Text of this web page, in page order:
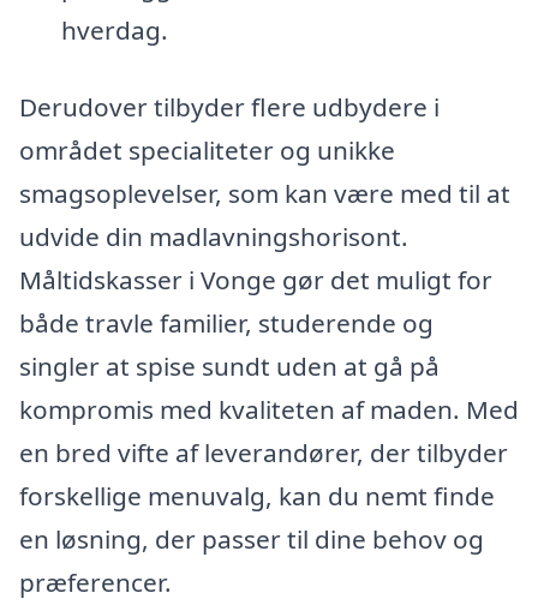
hverdag.
Derudover tilbyder flere udbydere i
området specialiteter og unikke
smagsoplevelser, som kan være med til at
udvide din madlavningshorisont.
Måltidskasser i Vonge gør det muligt for
både travle familier, studerende og
singler at spise sundt uden at gå på
kompromis med kvaliteten af maden. Med
en bred vifte af leverandører, der tilbyder
forskellige menuvalg, kan du nemt finde
en løsning, der passer til dine behov og
præferencer.